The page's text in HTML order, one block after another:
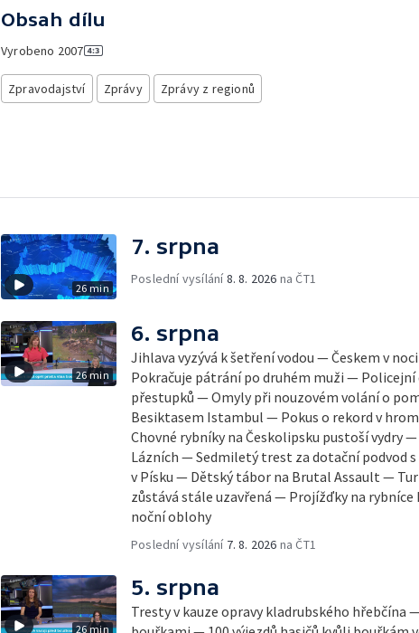
Obsah dílu
Vyrobeno 2007
Zpravodajství Zprávy Zprávy z regionů
26 min
7. srpna
Poslední vysílání8. 8. 2026 na ČT1
26 min
6. srpna
Jihlava vyzývá k šetření vodou — Českem v
Pokračuje pátrání po druhém muži — Policejní
přestupků — Omyly při nouzovém volání o
Besiktasem Istambul — Pokus o rekord v
Chovné rybníky na Českolipsku pustoší vydry
Lázních — Sedmiletý trest za dotační podvod
v Písku — Dětský tábor na Brutal Assault —
zůstává stále uzavřená — Projížďky na
noční oblohy
Poslední vysílání 7. 8. 2026 na ČT1
26 min
5. srpna
Tresty v kauze opravy kladrubského hřebčína